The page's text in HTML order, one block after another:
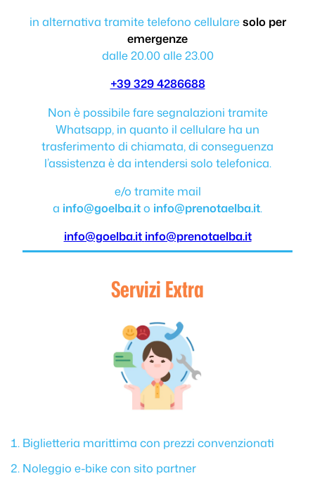
in alternativa tramite telefono cellularesolo per
emergenze
dalle 20.00 alle 23.00
+39 329 4286688
Non è possibile fare segnalazioni tramite
Whatsapp, in quanto il cellulare ha un
trasferimento di chiamata, di conseguenza
l’assistenza è da intendersi solo telefonica.
e/o tramite mail
a info@goelba.ito info@prenotaelba.it.
info@goelba.it info@prenotaelba.it
Servizi Extra
Biglietteria marittima con prezzi convenzionati
Noleggio e-bike con sito partner